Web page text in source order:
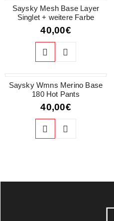
Saysky Mesh Base Layer
Singlet + weitere Farbe
40,00€
Saysky Wmns Merino Base
180 Hot Pants
40,00€